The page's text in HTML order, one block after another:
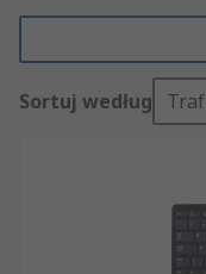
Sortuj według